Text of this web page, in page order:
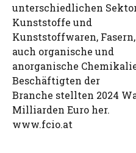
unterschiedlichen
Kunststoffe und
Kunststoffwaren,
auch organische und
anorganische
Beschäftigten der
Branche stellten 2024
Milliarden Euro her.
www.fcio.at